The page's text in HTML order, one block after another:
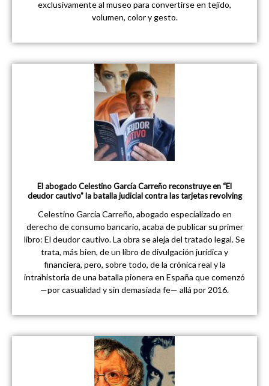
exclusivamente al museo para convertirse en tejido,
volumen, color y gesto.
El abogado Celestino García Carreño reconstruye en “El
deudor cautivo” la batalla judicial contra las tarjetas revolving
Celestino García Carreño, abogado especializado en
derecho de consumo bancario, acaba de publicar su primer
libro: El deudor cautivo. La obra se aleja del tratado legal. Se
trata, más bien, de un libro de divulgación jurídica y
financiera, pero, sobre todo, de la crónica real y la
intrahistoria de una batalla pionera en España que comenzó
—por casualidad y sin demasiada fe— allá por 2016.